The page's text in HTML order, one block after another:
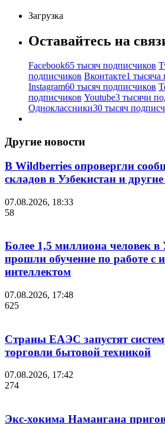
Загрузка
Оставайтесь на
Facebook65 тысяч подписчиков
подписчиков Вконтакте1 тысяча
Instagram60 тысяч подписчиков
подписчиков Youtube3 тысячи
Одноклассники30 тысяч
Другие новости
В Wildberries опровергли
складов в Узбекистан и
07.08.2026, 18:33
58
Более 1,5 миллиона человек в
прошли обучение по работе с
интеллектом
07.08.2026, 17:48
625
Страны ЕАЭС запустят
торговли бытовой техникой
07.08.2026, 17:42
274
Экс-хокима Намангана